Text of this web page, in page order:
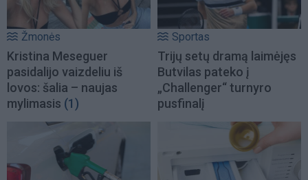
Žmonės
Kristina Meseguer
pasidalijo vaizdeliu iš
lovos: šalia – naujas
mylimasis (1)
Sportas
Trijų setų dramą laimėjęs
Butvilas pateko į
„Challenger“ turnyro
pusfinalį